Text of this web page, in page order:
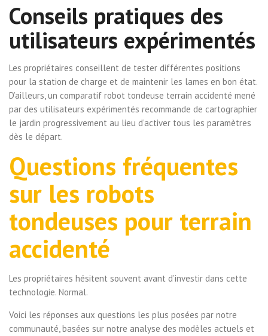
Conseils pratiques des
utilisateurs expérimentés
Les propriétaires conseillent de tester différentes positions
pour la station de charge et de maintenir les lames en bon état.
D’ailleurs, un comparatif robot tondeuse terrain accidenté mené
par des utilisateurs expérimentés recommande de cartographier
le jardin progressivement au lieu d’activer tous les paramètres
dès le départ.
Questions fréquentes
sur les robots
tondeuses pour terrain
accidenté
Les propriétaires hésitent souvent avant d’investir dans cette
technologie. Normal.
Voici les réponses aux questions les plus posées par notre
communauté, basées sur notre analyse des modèles actuels et